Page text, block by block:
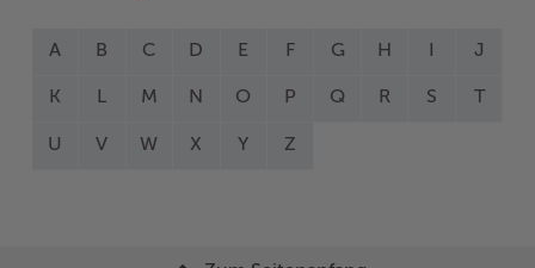
A B C D E F G H J
K L M N O P Q R S T
U V W X Y Z